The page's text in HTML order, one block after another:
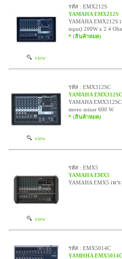
view
รหัส : EMX212S
YAMAHA EMX212S
YAMAHA EMX212S
input) 200W x 2 4
* (สินค้าหมด)
view
รหัส : EMX312SC
YAMAHA EMX312SC
YAMAHA
stereo mixer 600 W
* (สินค้าหมด)
view
รหัส : EMX5
YAMAHA EMX5
YAMAHA EMX5 เพา
รหัส : EMX5014C
YAMHHA